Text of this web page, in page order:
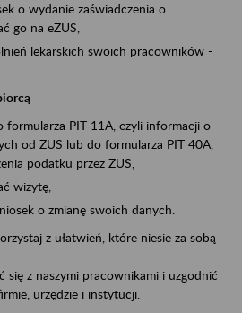
o wydanie zaświadczenia o
go na eZUS,
lekarskich swoich pracowników -
formularza PIT 11A, czyli informacji o
od ZUS lub do formularza PIT 40A,
podatku przez ZUS,
wizytę,
o zmianę swoich danych.
z ułatwień, które niesie za sobą
z naszymi pracownikami i uzgodnić
urzędzie i instytucji.